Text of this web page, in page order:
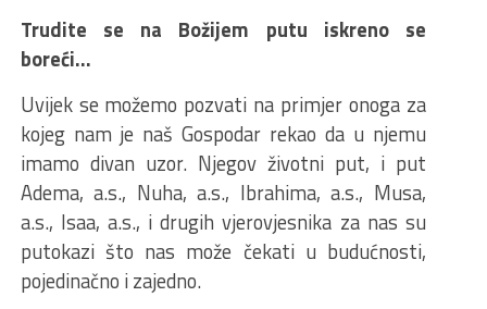
Trudite se na Božijem putu iskreno se
boreći…
Uvijek se možemo pozvati na primjer onoga za
kojeg nam je naš Gospodar rekao da u njemu
imamo divan uzor. Njegov životni put, i put
Adema, a.s., Nuha, a.s., Ibrahima, a.s., Musa,
a.s., Isaa, a.s., i drugih vjerovjesnika za nas su
putokazi što nas može čekati u budućnosti,
pojedinačno i zajedno.